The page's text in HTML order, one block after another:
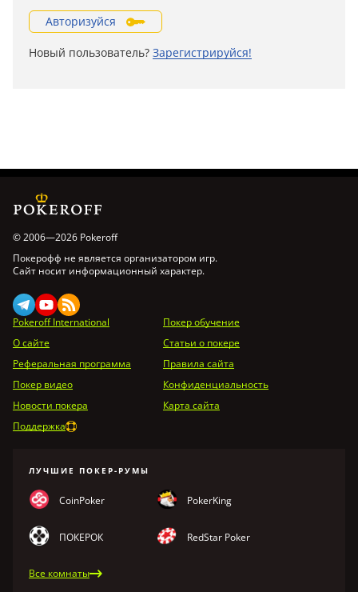
Авторизуйся
Новый пользователь? Зарегистрируйся!
© 2006—2026 Pokeroff
Покерофф не является организатором игр.
Сайт носит информационный характер.
Pokeroff International
Покер обучение
О сайте
Статьи о покере
Реферальная программа
Правила сайта
Покер видео
Конфиденциальность
Новости покера
Карта сайта
Поддержка
ЛУЧШИЕ ПОКЕР-РУМЫ
CoinPoker PokerKing
ПОКЕРОК RedStar Poker
Все комнаты